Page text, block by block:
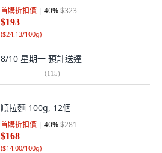
首購折扣價 40%$323
$193
($24.13/100g)
8/10 星期一 預計送達
(115)
順拉麵 100g, 12個
首購折扣價 40%$281
$168
($14.00/100g)